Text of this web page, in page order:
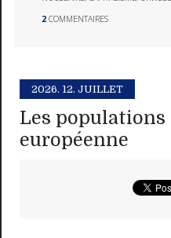
2 COMMENTAIRES
2026. 12. JUILLET
Les
européenne